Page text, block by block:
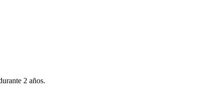
2 años.